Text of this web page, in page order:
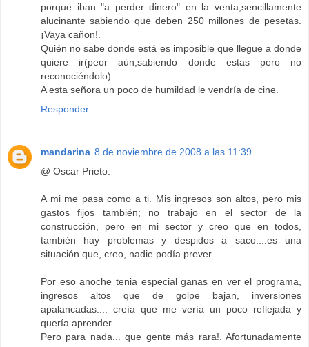
porque iban "a perder dinero" en la venta,sencillamente
alucinante sabiendo que deben 250 millones de pesetas.
¡Vaya cañon!.
Quién no sabe donde está es imposible que llegue a donde
quiere ir(peor aún,sabiendo donde estas pero no
reconociéndolo).
A esta señora un poco de humildad le vendría de cine.
Responder
mandarina 8 de noviembre de 2008 a las 11:39
@ Oscar Prieto.
A mi me pasa como a ti. Mis ingresos son altos, pero mis
gastos fijos también; no trabajo en el sector de la
construcción, pero en mi sector y creo que en todos,
también hay problemas y despidos a saco....es una
situación que, creo, nadie podía prever.
Por eso anoche tenia especial ganas en ver el programa,
ingresos altos que de golpe bajan, inversiones
apalancadas.... creía que me vería un poco reflejada y
quería aprender.
Pero para nada... que gente más rara!. Afortunadamente